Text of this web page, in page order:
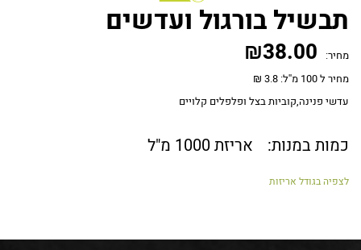
תבשיל בורגול ועדשים
מחיר: ₪38.00
מחיר ל 100 מ''ל: 3.8 ₪
עדשי פנינה,קוביות בצל ופלפלים קלויים
כמות במנות: אריזת 1000 מ"ל
לצפיה בגודל אריזות